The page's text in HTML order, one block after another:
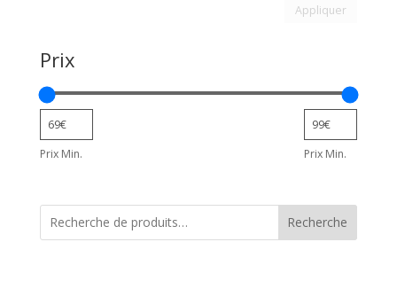
Appliquer
Prix
Prix Min. Prix Min.
Recherche